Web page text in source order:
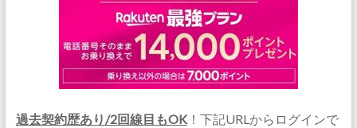
過去契約歴あり/2回線目もOK！下記URLからログインで